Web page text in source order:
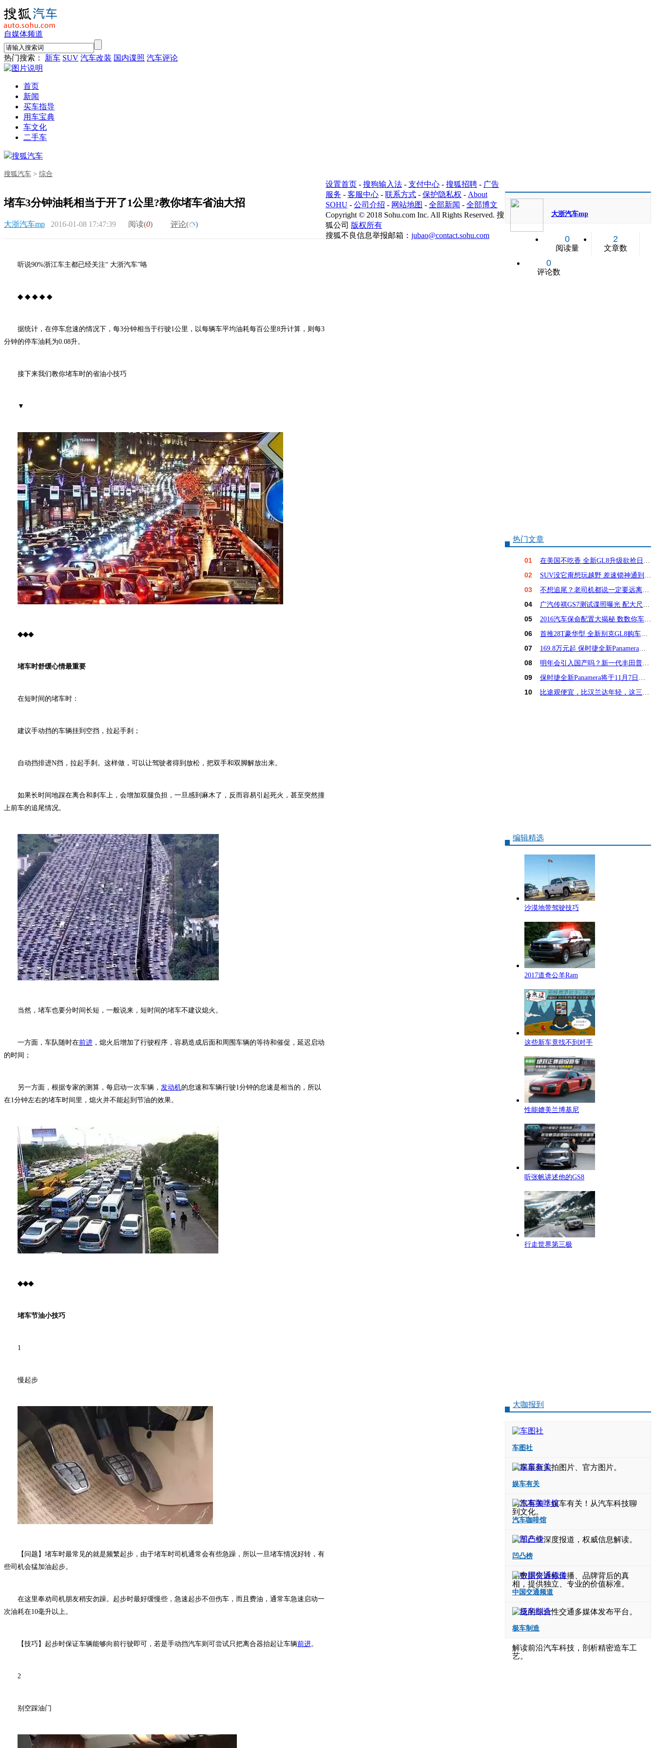
自媒体频道
热门搜索： 新车 SUV 汽车改装 国内谍照 汽车评论
首页
新闻
买车指导
用车宝典
车文化
二手车
搜狐汽车
搜狐汽车 > 综合
堵车3分钟油耗相当于开了1公里?教你堵车省油大招
大浙汽车mp 2016-01-08 17:47:39 阅读(0) 评论( )
听说90%浙江车主都已经关注“ 大浙汽车”咯
◆ ◆ ◆ ◆ ◆
据统计，在停车怠速的情况下，每3分钟相当于行驶1公里，以每辆车平均油耗每百公里8升计算，则每3
分钟的停车油耗为0.08升。
接下来我们教你堵车时的省油小技巧
▼
◆◆◆
堵车时舒缓心情最重要
在短时间的堵车时：
建议手动挡的车辆挂到空挡，拉起手刹；
自动挡排进N挡，拉起手刹。这样做，可以让驾驶者得到放松，把双手和双脚解放出来。
如果长时间地踩在离合和刹车上，会增加双腿负担，一旦感到麻木了，反而容易引起死火，甚至突然撞
上前车的追尾情况。
当然，堵车也要分时间长短，一般说来，短时间的堵车不建议熄火。
一方面，车队随时在前进 ，熄火后增加了行驶程序，容易造成后面和周围车辆的等待和催促，延迟启动
的时间；
另一方面，根据专家的测算，每启动一次车辆， 发动机的怠速和车辆行驶1分钟的怠速是相当的，所以
在1分钟左右的堵车时间里，熄火并不能起到节油的效果。
◆◆◆
堵车节油小技巧
1
慢起步
【问题】 堵车时最常见的就是频繁起步，由于堵车时司机通常会有些急躁，所以一旦堵车情况好转，有
些司机会猛加油起步。
在这里奉劝司机朋友稍安勿躁。起步时最好缓慢些，急速起步不但伤车，而且费油，通常车急速启动一
次油耗在10毫升以上。
【技巧】 起步时保证车辆能够向前行驶即可，若是手动挡汽车则可尝试只把离合器抬起让车辆前进。
2
别空踩油门
大浙汽车mp
0
阅读量
2
文章数
0
评论数
热门文章
01 在美国不吃香 全新GL8升级欲抢日系饭碗？
02 SUV没它甭想玩越野 差速锁神通到底有多大？
03 不想追尾？老司机都说一定要远离这6种车！
04 广汽传祺GS7测试谍照曝光 配大尺寸屏幕
05 2016汽车保命配置大揭秘 数数你车占几样？
06 首推28T豪华型 全新别克GL8购车手册
07 169.8万元起 保时捷全新Panamera亚洲首发
08 明年会引入国产吗？新一代丰田普锐斯解析
09 保时捷全新Panamera将于11月7日亚洲首发
10 比途观便宜，比汉兰达年轻，这三款15万SUV怎么选
编辑精选
沙漠地带驾驶技巧
2017道奇公羊Ram
这些新车竟找不到对手
性能媲美兰博基尼
听张帆讲述他的GS8
行走世界第三极
大咖报到
车图社
汽车最新实拍图片、官方图片。
娱车有关
与车有关？娱车有关！从汽车科技聊
到文化。
汽车咖啡馆
汽车产业深度报道，权威信息解读。
凹凸榜
用数据告诉你传播、品牌背后的真
相，提供独立、专业的价值标准。
中国交通频道
广泛的综合性交通多媒体发布平台。
极车制造
解读前沿汽车科技，剖析精密造车工
艺。
设置首页 - 搜狗输入法 - 支付中心 - 搜狐招聘 - 广告
服务 - 客服中心 - 联系方式 - 保护隐私权 - About
SOHU - 公司介绍 - 网站地图 - 全部新闻 - 全部博文
Copyright © 2018 Sohu.com Inc. All Rights Reserved. 搜
狐公司 版权所有
搜狐不良信息举报邮箱： jubao@contact.sohu.com